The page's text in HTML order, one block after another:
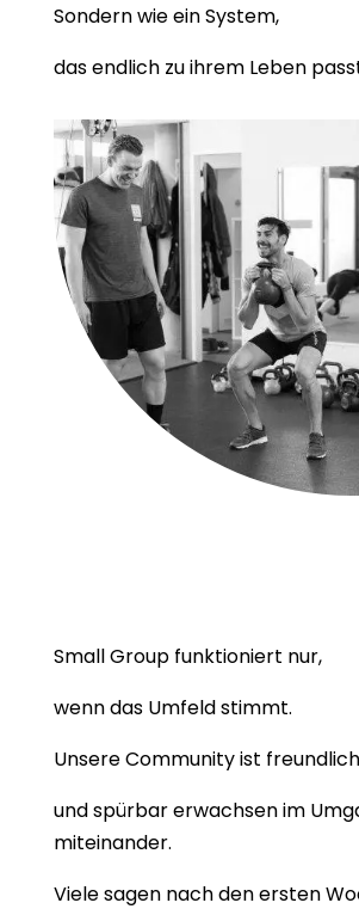
Sondern wie ein System,
das endlich zu ihrem Leben
Small Group funktioniert nur,
wenn das Umfeld stimmt.
Unsere Community ist
und spürbar erwachsen im
miteinander.
Viele sagen nach den ersten